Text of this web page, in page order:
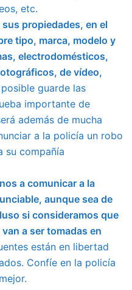
etc.
propiedades, en el
tipo, marca, modelo y
electrodomésticos,
de vídeo,
guarde las
importante de
además de mucha
a la policía un robo
su compañía
a comunicar a la
aunque sea de
si consideramos que
a ser tomadas en
están en libertad
Confíe en la policía